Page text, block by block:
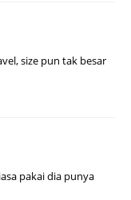
size pun tak besar
pakai dia punya